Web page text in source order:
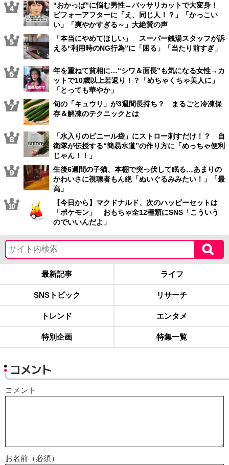
“おかっぱ”に悩む男性→バッサリカットで大変身！
ビフォーアフターに「え、同じ人！？」「かっこい
い」「爽やかすぎる～」大絶賛の声
「本当にやめてほしい」 スーパー銭湯スタッフが訴
える“利用時のNG行為”に「困る」「当たり前すぎ」
年を重ねて貧相に…“シワ＆面長”も気になる女性→カ
ットで10歳以上若返り！？「めちゃくちゃ美人に」
「とっても華やか」
旬の「キュウリ」が3週間長持ち？ まるごと冷凍保
存＆解凍のテクニックとは
「水入りのビニール袋」にストロー刺すだけ！？ 自
衛隊が伝授する“簡易水道”の作り方に「めっちゃ便利
じゃん！！」
生後6週間の子猫、本棚で突っ伏して眠る…あまりの
かわいさに視聴者もん絶「ぬいぐるみみたい！」「最
高」
【今日から】マクドナルド、次のハッピーセットは
「ポケモン」 おもちゃ全12種類にSNS「こういう
のでいいんだよ」
最新記事 ライフ
SNSトピック リサーチ
トレンド エンタメ
特別企画 特集一覧
コメント
コメント
お名前（必須）